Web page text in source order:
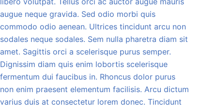
augue neque gravida. Sed odio morbi quis
commodo odio aenean. Ultrices tincidunt arcu non
sodales neque sodales. Sem nulla pharetra diam sit
amet. Sagittis orci a scelerisque purus semper.
Dignissim diam quis enim lobortis scelerisque
fermentum dui faucibus in. Rhoncus dolor purus
non enim praesent elementum facilisis. Arcu dictum
varius duis at consectetur lorem donec. Tincidunt